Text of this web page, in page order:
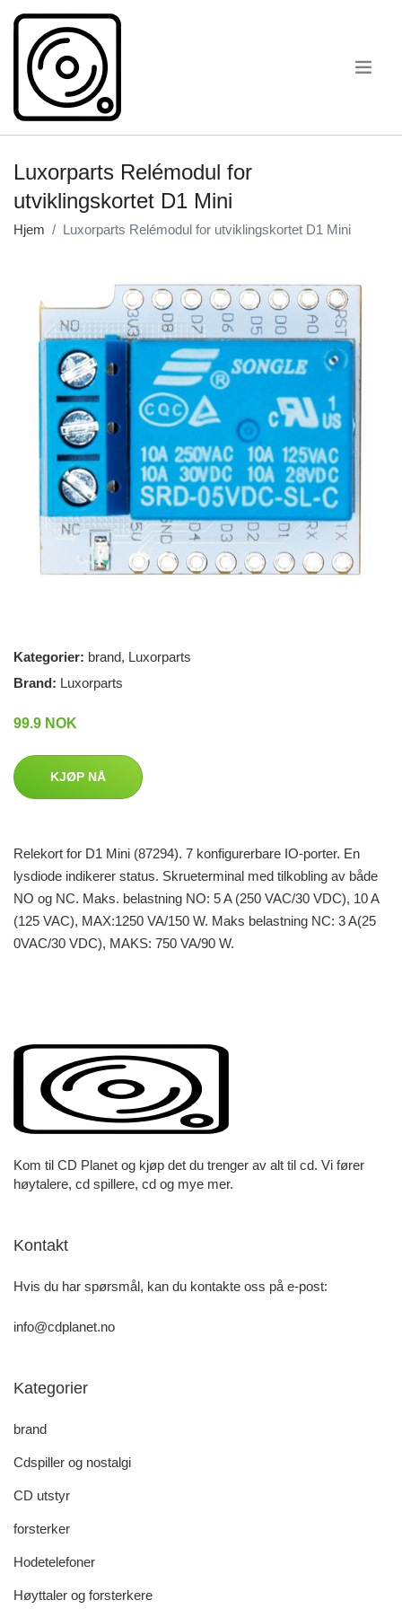
Luxorparts Relémodul for
utviklingskortet D1 Mini
Hjem Luxorparts Relémodul for utviklingskortet D1 Mini
Kategorier: brand, Luxorparts
Brand: Luxorparts
99.9 NOK
KJØP NÅ
Relekort for D1 Mini (87294). 7 konfigurerbare IO-porter. En
lysdiode indikerer status. Skrueterminal med tilkobling av både
NO og NC. Maks. belastning NO: 5 A (250 VAC/30 VDC), 10 A
(125 VAC), MAX:1250 VA/150 W. Maks belastning NC: 3 A(25
0VAC/30 VDC), MAKS: 750 VA/90 W.
Kom til CD Planet og kjøp det du trenger av alt til cd. Vi fører
høytalere, cd spillere, cd og mye mer.
Kontakt
Hvis du har spørsmål, kan du kontakte oss på e-post:
info@cdplanet.no
Kategorier
brand
Cdspiller og nostalgi
CD utstyr
forsterker
Hodetelefoner
Høyttaler og forsterkere